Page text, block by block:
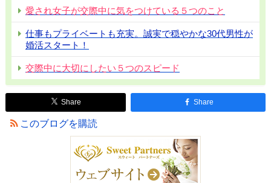
愛され女子が交際中に気をつけている５つのこと
仕事もプライベートも充実。誠実で穏やかな30代男性が
婚活スタート！
交際中に大切にしたい５つのスピード
Share Share
このブログを購読